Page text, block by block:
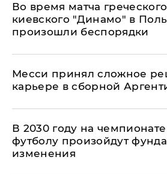
Во время матча
киевского "Динамо" в
произошли беспорядки
Месси принял сложное
карьере в сборной
В 2030 году на
футболу произойдут
изменения